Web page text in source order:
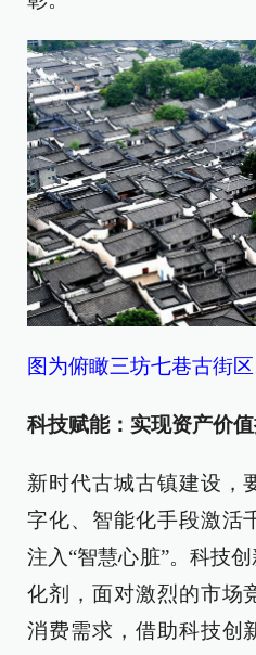
图为俯瞰三坊七巷古街
科技赋能：实现资产价
新时代古城古镇建设，
字化、智能化手段激活
注入“智慧心脏”。科技
化剂，面对激烈的市场
消费需求，借助科技创